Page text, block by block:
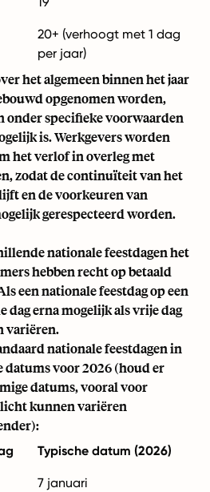
20+ (verhoogt met 1 dag
per jaar)
het algemeen binnen het jaar
opgenomen worden,
onder specifieke voorwaarden
is. Werkgevers worden
het verlof in overleg met
zodat de continuïteit van het
en de voorkeuren van
gerespecteerd worden.
nationale feestdagen het
hebben recht op betaald
een nationale feestdag op een
dag erna mogelijk als vrije dag
variëren.
nationale feestdagen in
voor 2026 (houd er
datums, vooral voor
kunnen variëren
Typische datum (2026)
7 januari